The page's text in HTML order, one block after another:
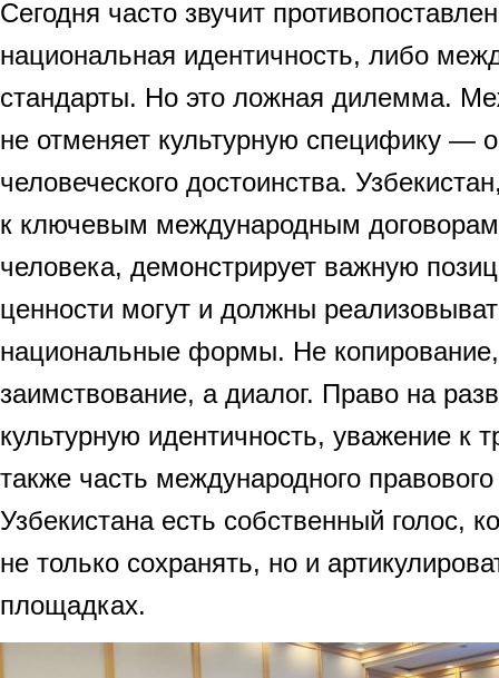
Сегодня часто звучит
национальная идентичность, либо
стандарты. Но это ложная дилемма.
не отменяет культурную специфику —
человеческого достоинства.
к ключевым международным
человека, демонстрирует важную
ценности могут и должны
национальные формы. Не
заимствование, а диалог. Право на
культурную идентичность, уважение к
также часть международного
Узбекистана есть собственный голос,
не только сохранять, но и
площадках.